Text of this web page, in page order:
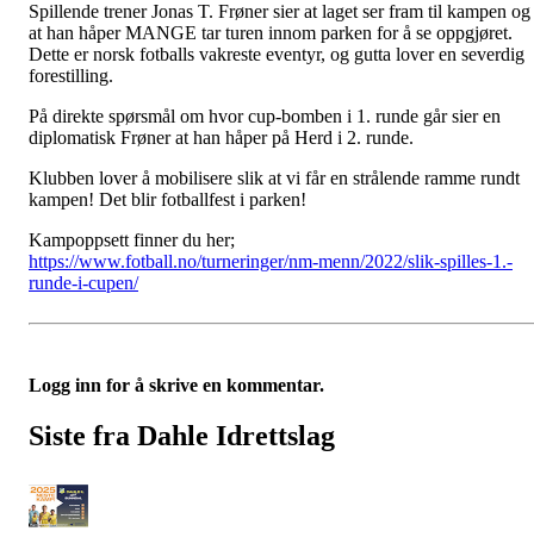
Spillende trener Jonas T. Frøner sier at laget ser fram til kampen og
at han håper MANGE tar turen innom parken for å se oppgjøret.
Dette er norsk fotballs vakreste eventyr, og gutta lover en severdig
forestilling.
På direkte spørsmål om hvor cup-bomben i 1. runde går sier en
diplomatisk Frøner at han håper på Herd i 2. runde.
Klubben lover å mobilisere slik at vi får en strålende ramme rundt
kampen! Det blir fotballfest i parken!
Kampoppsett finner du her;
https://www.fotball.no/turneringer/nm-menn/2022/slik-spilles-1.-
runde-i-cupen/
Logg inn for å skrive en kommentar.
Siste fra Dahle Idrettslag